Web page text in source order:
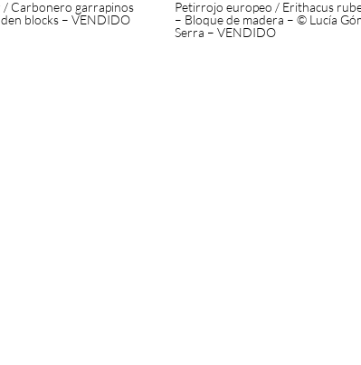
/ Carbonero garrapinos
blocks – VENDIDO
Petirrojo europeo / Erithacus
– Bloque de madera – © Lucía
Serra – VENDIDO